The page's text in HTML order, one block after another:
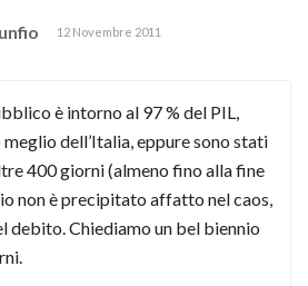
12 Novembre 2011
è intorno al 97 % del PIL,
dell’Italia, eppure sono stati
400 giorni (almeno fino alla fine
non è precipitato affatto nel caos,
debito. Chiediamo un bel biennio